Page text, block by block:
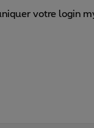
votre login